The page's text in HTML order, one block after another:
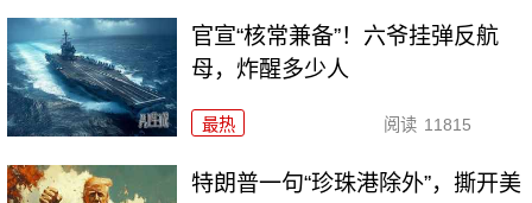
官宣“核常兼备”！六爷挂弹反航
母，炸醒多少人
最热 阅读 11815
特朗普一句“珍珠港除外”，撕开美